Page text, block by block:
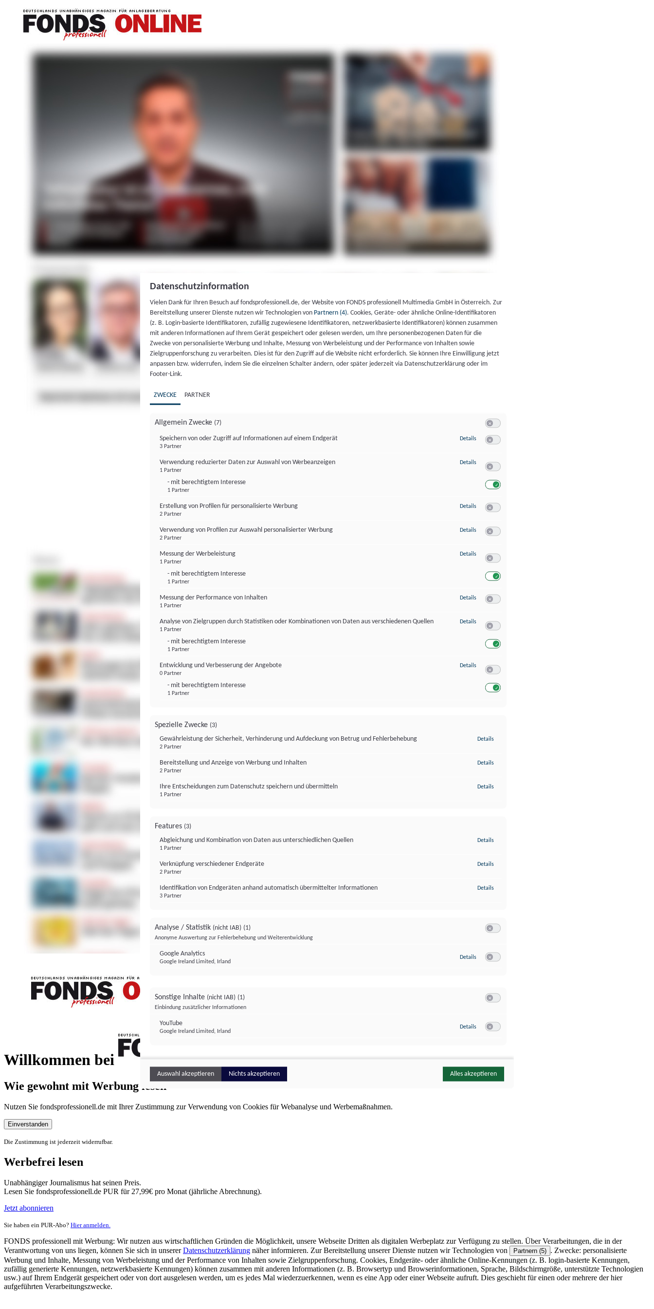
Willkommen bei
FONDS professionell
Wie gewohnt mit Werbung lesen
Nutzen Sie fondsprofessionell.de mit Ihrer Zustimmung zur Verwendung von Cookies für Webanalyse und Werbemaßnahmen.
Einverstanden
Die Zustimmung ist jederzeit widerrufbar.
Werbefrei lesen
Unabhängiger Journalismus hat seinen Preis.
Lesen Sie fondsprofessionell.de PUR für 27,99€ pro Monat (jährliche Abrechnung).
Jetzt abonnieren
Sie haben ein PUR-Abo? Hier anmelden.
FONDS professionell mit Werbung: Wir nutzen aus wirtschaftlichen Gründen die Möglichkeit, unsere Webseite Dritten als digitalen Werbeplatz zur Verfügung zu stellen. Über Verarbeitungen, die in der
Verantwortung von uns liegen, können Sie sich in unsererDatenschutzerklärung näher informieren. Zur Bereitstellung unserer Dienste nutzen wir Technologien von Partnern (5) . Zwecke: personalisierte
Werbung und Inhalte, Messung von Werbeleistung und der Performance von Inhalten sowie Zielgruppenforschung. Cookies, Endgeräte- oder ähnliche Online-Kennungen (z. B. login-basierte Kennungen,
zufällig generierte Kennungen, netzwerkbasierte Kennungen) können zusammen mit anderen Informationen (z. B. Browsertyp und Browserinformationen, Sprache, Bildschirmgröße, unterstützte Technologien
usw.) auf Ihrem Endgerät gespeichert oder von dort ausgelesen werden, um es jedes Mal wiederzuerkennen, wenn es eine App oder einer Webseite aufruft. Dies geschieht für einen oder mehrere der hier
aufgeführten Verarbeitungszwecke.
Datenschutzinformation
Vielen Dank für Ihren Besuch auf fondsprofessionell.de, der Website von FONDS professionell Multimedia GmbH in Österreich. Zur
Bereitstellung unserer Dienste nutzen wir Technologien von Partnern (4). Cookies, Geräte- oder ähnliche Online-Identifikatoren
(z. B. Login-basierte Identifikatoren, zufällig zugewiesene Identifikatoren, netzwerkbasierte Identifikatoren) können zusammen
mit anderen Informationen auf Ihrem Gerät gespeichert oder gelesen werden, um Ihre personenbezogenen Daten für die
Zwecke von personalisierte Werbung und Inhalte, Messung von Werbeleistung und der Performance von Inhalten sowie
Zielgruppenforschung zu verarbeiten. Dies ist für den Zugriff auf die Website nicht erforderlich. Sie können Ihre Einwilligung jetzt
anpassen bzw. widerrufen, indem Sie die einzelnen Schalter ändern, oder später jederzeit via Datenschutzerklärung oder im
Footer-Link.
ZWECKE PARTNER
Allgemein Zwecke (7)
Speichern von oder Zugriff auf Informationen auf einem Endgerät
3 Partner
Details zu Speichern von oder Zugriff auf Informationen auf einem Endgerät
Verwendung reduzierter Daten zur Auswahl von Werbeanzeigen
1 Partner
- mit berechtigtem Interesse
1 Partner
Details zu Verwendung reduzierter Daten zur Auswahl von Werbeanzeigen
Erstellung von Profilen für personalisierte Werbung
2 Partner
Details zu Erstellung von Profilen für personalisierte Werbung
Verwendung von Profilen zur Auswahl personalisierter Werbung
2 Partner
Details zu Verwendung von Profilen zur Auswahl personalisierter Werbung
Messung der Werbeleistung
1 Partner
- mit berechtigtem Interesse
1 Partner
Details zu Messung der Werbeleistung
Messung der Performance von Inhalten
1 Partner
Details zu Messung der Performance von Inhalten
Analyse von Zielgruppen durch Statistiken oder Kombinationen von Daten aus verschiedenen Quellen
1 Partner
- mit berechtigtem Interesse
1 Partner
Details zu Analyse von Zielgruppen durch Statistiken oder Kombinationen von
Entwicklung und Verbesserung der Angebote
0 Partner
- mit berechtigtem Interesse
1 Partner
Details zu Entwicklung und Verbesserung der Angebote
Spezielle Zwecke (3)
Gewährleistung der Sicherheit, Verhinderung und Aufdeckung von Betrug und Fehlerbehebung
2 Partner
Details
Bereitstellung und Anzeige von Werbung und Inhalten
2 Partner
Details
Ihre Entscheidungen zum Datenschutz speichern und übermitteln
1 Partner
Details
Features (3)
Abgleichung und Kombination von Daten aus unterschiedlichen Quellen
1 Partner
Details
Verknüpfung verschiedener Endgeräte
2 Partner
Details
Identifikation von Endgeräten anhand automatisch übermittelter Informationen
3 Partner
Details
Analyse / Statistik (nicht IAB) (1)
Anonyme Auswertung zur Fehlerbehebung und Weiterentwicklung
Google Analytics
Google Ireland Limited, Irland
Details zu Google Analytics
Sonstige Inhalte (nicht IAB) (1)
Einbindung zusätzlicher Informationen
YouTube
Google Ireland Limited, Irland
Details zu YouTube
Auswahl akzeptieren Nichts akzeptieren Alles akzeptieren